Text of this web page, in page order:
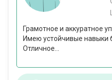
Грамотное и аккуратное
Имею устойчивые навыки
Отличное...